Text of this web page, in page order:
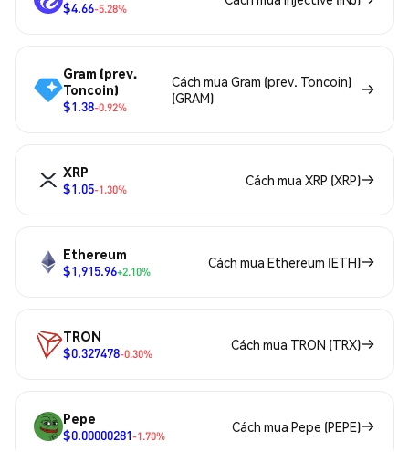
$4.66-5.28%
Gram (prev.
Toncoin)
$1.38-0.92%
Cách mua Gram (prev. Toncoin)
(GRAM)
XRP
$1.05-1.30%
Cách mua XRP (XRP)
Ethereum
$1,915.96+2.10%
Cách mua Ethereum (ETH)
TRON
$0.327478-0.30%
Cách mua TRON (TRX)
Pepe
$0.00000281-1.70%
Cách mua Pepe (PEPE)